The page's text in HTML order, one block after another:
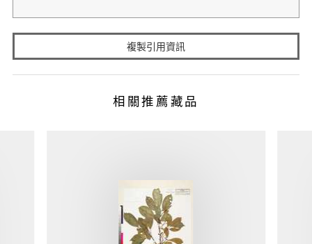
複製引用資訊
相關推薦藏品